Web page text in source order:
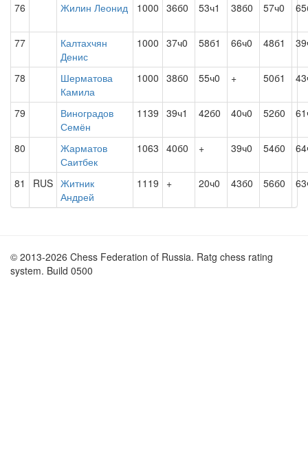
76 Жилин Леонид 1000 36б0 53ч1 38б0 57ч0
77
Калтахчян
Денис
1000 37ч0 58б1 66ч0 48б1
78
Шерматова
Камила
1000 38б0 55ч0 + 50б1
79
Виноградов
Семён
1139 39ч1 42б0 40ч0 52б0
80
Жарматов
Саитбек
1063 40б0 + 39ч0 54б0
81 RUS Житник
Андрей
1119 + 20ч0 43б0 56б0
© 2013-2026 Chess Federation of Russia. Ratg chess rating
system. Build 0500